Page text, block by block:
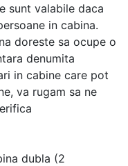
sunt valabile daca
in cabina.
doreste sa ocupe o
denumita
in cabine care pot
va rugam sa ne
dubla (2